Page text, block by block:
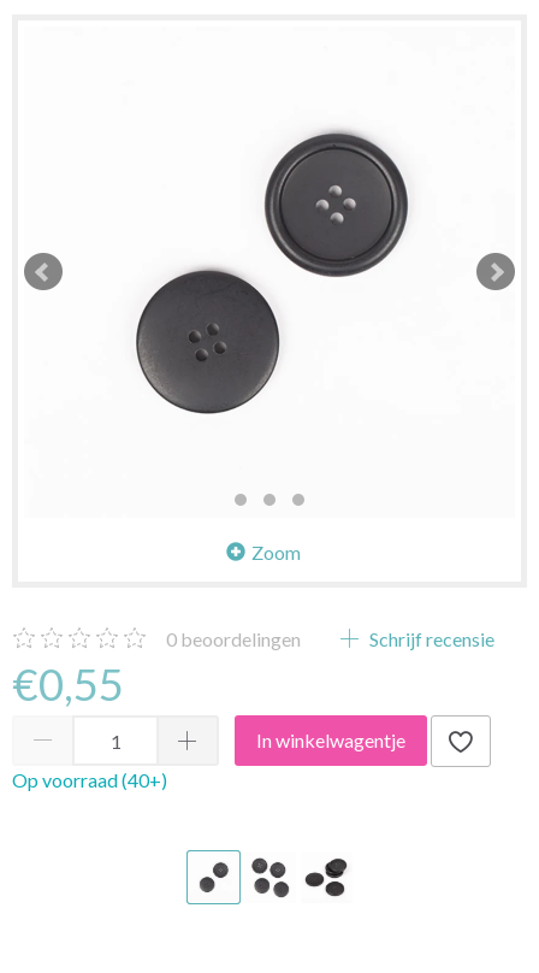
Zoom
0 beoordelingen Schrijf recensie
€0,55
In winkelwagentje
Op voorraad (40+)